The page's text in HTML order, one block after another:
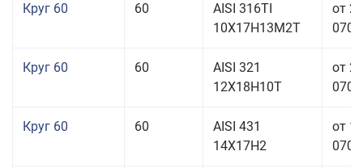
Круг 60 60
AISI 316TI
10Х17Н13М2Т
от
Круг 60 60
AISI 321
12Х18Н10Т
от
Круг 60 60
AISI 431
14Х17Н2
от